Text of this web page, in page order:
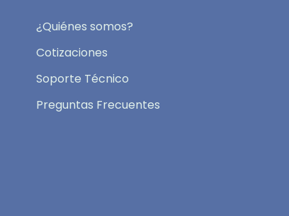
¿Quiénes somos?
Cotizaciones
Soporte Técnico
Preguntas Frecuentes